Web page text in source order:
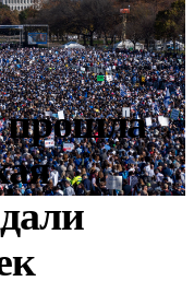
прошла